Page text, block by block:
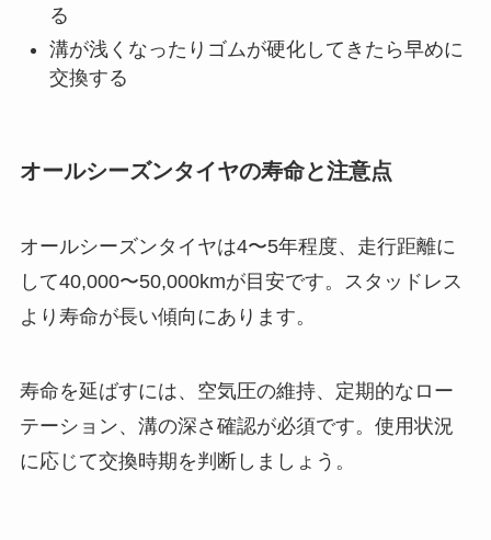
る
溝が浅くなったりゴムが硬化してきたら早めに
交換する
オールシーズンタイヤの寿命と注意点
オールシーズンタイヤは4〜5年程度、走行距離に
して40,000〜50,000kmが目安です。スタッドレス
より寿命が長い傾向にあります。
寿命を延ばすには、空気圧の維持、定期的なロー
テーション、溝の深さ確認が必須です。使用状況
に応じて交換時期を判断しましょう。